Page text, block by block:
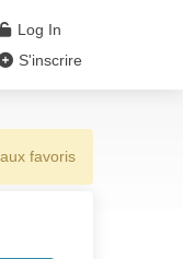
Log In
S'inscrire
favoris